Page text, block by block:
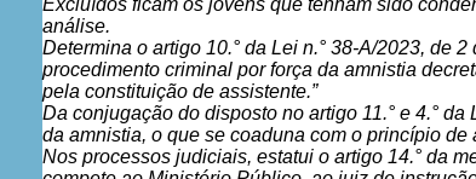
Excluídos ficam os jovens que tenham sido
análise.
Determina o artigo 10.° da Lei n.° 38-A/2023, de
procedimento criminal por força da amnistia
pela constituição de assistente.”
Da conjugação do disposto no artigo 11.° e 4.°
da amnistia, o que se coaduna com o princípio
Nos processos judiciais, estatui o artigo 14.° da